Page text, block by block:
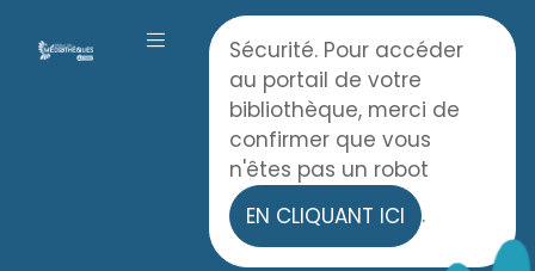
Accueil
OUVRIR LE MENU
Sécurité. Pour accéder
au portail de votre
bibliothèque, merci de
confirmer que vous
n'êtes pas un robot
EN CLIQUANT ICI
.
Panneau de gestion des cookies